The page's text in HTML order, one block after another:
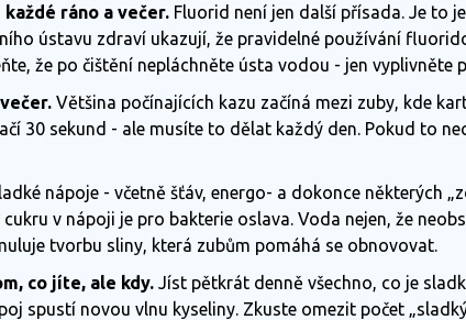
ráno a večer. Fluorid není jen další přísada. Je to
ústavu zdraví ukazují, že pravidelné používání
že po čištění nepláchněte ústa vodou - jen vyplivněte
Většina počínajících kazu začíná mezi zuby, kde
30 sekund - ale musíte to dělat každý den. Pokud to
nápoje - včetně šťáv, energo- a dokonce některých
v nápoji je pro bakterie oslava. Voda nejen, že
tvorbu sliny, která zubům pomáhá se obnovovat.
co jíte, ale kdy. Jíst pětkrát denně všechno, co je
spustí novou vlnu kyseliny. Zkuste omezit počet